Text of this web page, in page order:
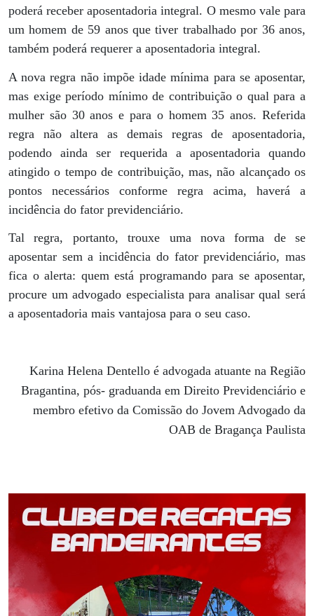
poderá receber aposentadoria integral. O mesmo vale para
um homem de 59 anos que tiver trabalhado por 36 anos,
também poderá requerer a aposentadoria integral.
A nova regra não impõe idade mínima para se aposentar,
mas exige período mínimo de contribuição o qual para a
mulher são 30 anos e para o homem 35 anos. Referida
regra não altera as demais regras de aposentadoria,
podendo ainda ser requerida a aposentadoria quando
atingido o tempo de contribuição, mas, não alcançado os
pontos necessários conforme regra acima, haverá a
incidência do fator previdenciário.
Tal regra, portanto, trouxe uma nova forma de se
aposentar sem a incidência do fator previdenciário, mas
fica o alerta: quem está programando para se aposentar,
procure um advogado especialista para analisar qual será
a aposentadoria mais vantajosa para o seu caso.
Karina Helena Dentello é advogada atuante na Região
Bragantina, pós- graduanda em Direito Previdenciário e
membro efetivo da Comissão do Jovem Advogado da
OAB de Bragança Paulista